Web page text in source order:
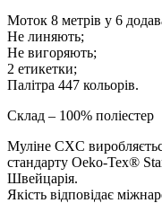
Моток 8 метрів у 6
Не линяють;
Не вигоряють;
2 етикетки;
Палітра 447 кольорів.
Склад – 100% поліестер
Муліне CXC
стандарту Oeko-Tex®
Швейцарія.
Якість відповідає